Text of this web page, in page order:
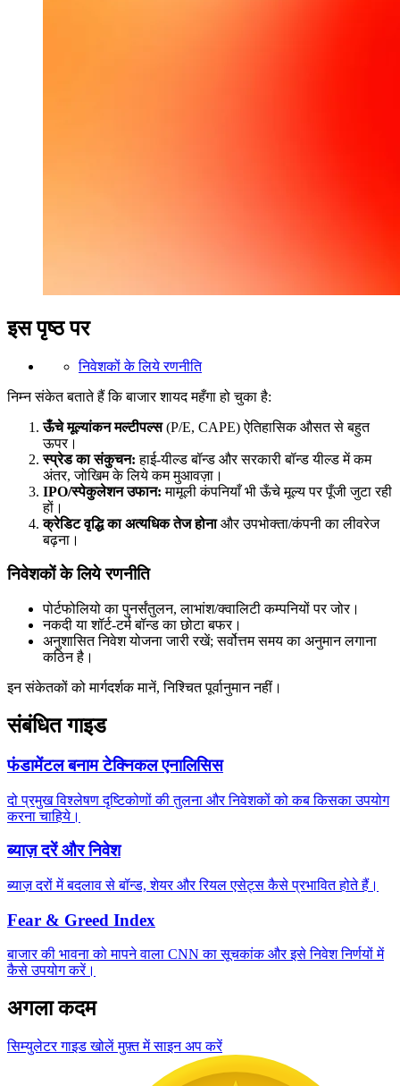
इस पृष्ठ पर
निवेशकों के लिये रणनीति
निम्न संकेत बताते हैं कि बाजार शायद महँगा हो चुका है:
ऊँचे मूल्यांकन मल्टीपल्स(P/E, CAPE) ऐतिहासिक औसत से बहुत
ऊपर।
स्प्रेड का संकुचन: हाई-यील्ड बॉन्ड और सरकारी बॉन्ड यील्ड में कम
अंतर, जोखिम के लिये कम मुआवज़ा।
IPO/स्पेकुलेशन उफान: मामूली कंपनियाँ भी ऊँचे मूल्य पर पूँजी जुटा रही
हों।
क्रेडिट वृद्धि का अत्यधिक तेज होनाऔर उपभोक्ता/कंपनी का लीवरेज
बढ़ना।
निवेशकों के लिये रणनीति
पोर्टफोलियो का पुनर्संतुलन, लाभांश/क्वालिटी कम्पनियों पर जोर।
नकदी या शॉर्ट-टर्म बॉन्ड का छोटा बफर।
अनुशासित निवेश योजना जारी रखें; सर्वोत्तम समय का अनुमान लगाना
कठिन है।
इन संकेतकों को मार्गदर्शक मानें, निश्चित पूर्वानुमान नहीं।
संबंधित गाइड
फंडामेंटल बनाम टेक्निकल एनालिसिस
दो प्रमुख विश्लेषण दृष्टिकोणों की तुलना और निवेशकों को कब किसका उपयोग
करना चाहिये।
ब्याज़ दरें और निवेश
ब्याज़ दरों में बदलाव से बॉन्ड, शेयर और रियल एसेट्स कैसे प्रभावित होते हैं।
Fear & Greed Index
बाजार की भावना को मापने वाला CNN का सूचकांक और इसे निवेश निर्णयों में
कैसे उपयोग करें।
अगला कदम
सिम्युलेटर गाइड खोलेंमुफ़्त में साइन अप करें